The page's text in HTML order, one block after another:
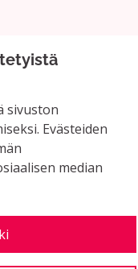
sivuston
Evästeiden
median